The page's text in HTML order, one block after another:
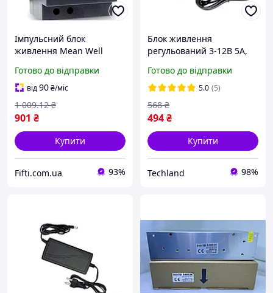
Імпульсний блок
живлення Mean Well
DIN рейку 60Вт захист від
перевантаження і
короткого замикання
Готово до відправки
від90₴/міс
901 ₴
1 009.12 ₴
Купити
Fifti.com.ua 93%
Блок живлення
регульований 3-12В 5А,
60 Вт, захист від КЗ та
перегріву
Готово до відправки
5.0 (5)
494₴
568 ₴
Купити
Techland 98%